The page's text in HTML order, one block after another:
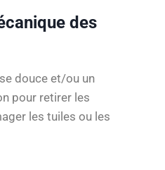
des
douce et/ou un
pour retirer les
les tuiles ou les